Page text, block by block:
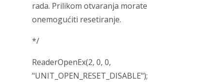
rada. Prilikom otvaranja morate
onemogućiti resetiranje.
*/
ReaderOpenEx(2, 0, 0,
"UNIT_OPEN_RESET_DISABLE");